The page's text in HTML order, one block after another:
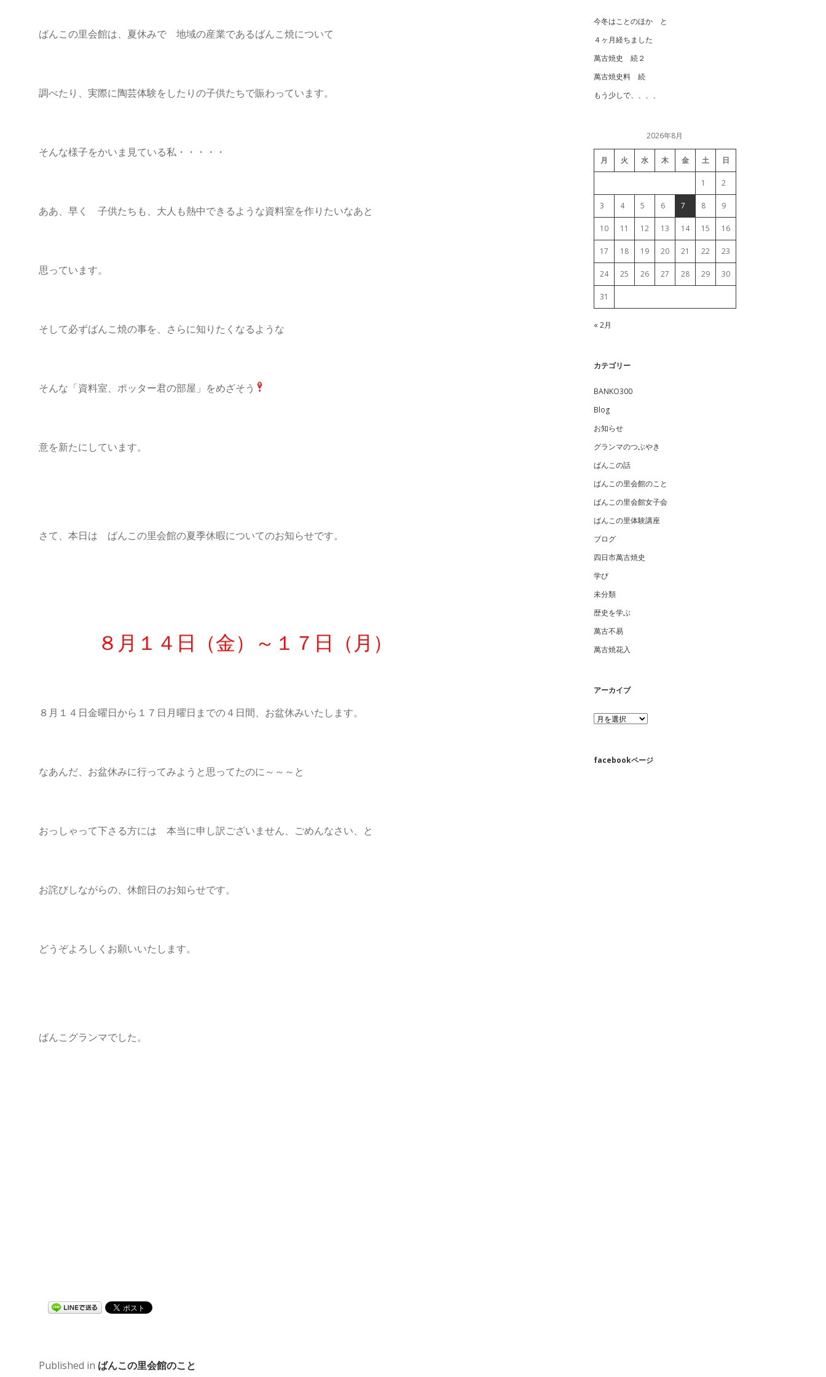
ばんこの里会館は、夏休みで 地域の産業であるばんこ焼について
調べたり、実際に陶芸体験をしたりの子供たちで賑わっています。
そんな様子をかいま見ている私・・・・・
ああ、早く 子供たちも、大人も熱中できるような資料室を作りたいなあと
思っています。
そして必ずばんこ焼の事を、さらに知りたくなるような
そんな「資料室、ポッター君の部屋」をめざそう
意を新たにしています。
さて、本日は ばんこの里会館の夏季休暇についてのお知らせです。
８月１４日（金）～１７日（月）
８月１４日金曜日から１７日月曜日までの４日間、 お盆休みいたします。
なあんだ、お盆休みに行ってみようと思ってたのに～～～と
おっしゃって下さる方には 本当に申し訳ございません、ごめんなさい、と
お詫びしながらの、休館日のお知らせです。
どうぞよろしくお願いいたします。
ばんこグランマでした。
Published in ばんこの里会館のこと
今冬はことのほか と
４ヶ月経ちました
萬古焼史 続２
萬古焼史料 続
もう少しで、、、、
2026年8月
月 火 水 木 金 土 日
1 2
3 4 5 6 7 8 9
10 11 12 13 14 15 16
17 18 19 20 21 22 23
24 25 26 27 28 29 30
31
« 2月
カテゴリー
BANKO300
Blog
お知らせ
グランマのつぶやき
ばんこの話
ばんこの里会館のこと
ばんこの里会館女子会
ばんこの里体験講座
ブログ
四日市萬古焼史
学び
未分類
歴史を学ぶ
萬古不易
萬古焼花入
アーカイブ
ア
ー
ブ
facebookページ